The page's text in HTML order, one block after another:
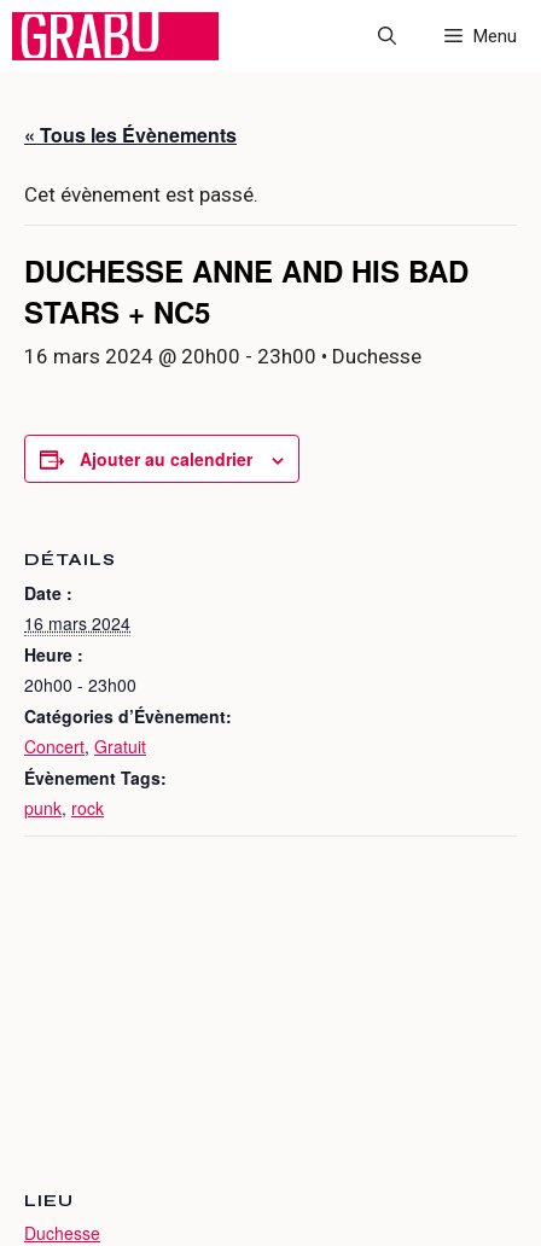
Aller
Menu
« Tous les Évènements
Cet évènement est passé.
DUCHESSE ANNE AND HIS BAD
STARS + NC5
16 mars 2024 @ 20h00 - 23h00 • Duchesse
Ajouter au calendrier
DÉTAILS
Date :
16 mars 2024
Heure :
20h00 - 23h00
Catégories d’Évènement:
Concert, Gratuit
Évènement Tags:
punk, rock
LIEU
Duchesse